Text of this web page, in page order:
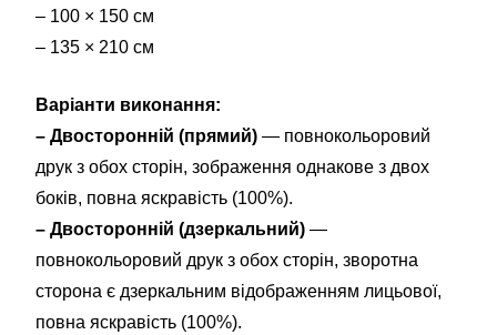
– 100 × 150 см
– 135 × 210 см
Варіанти виконання:
– Двосторонній (прямий) — повнокольоровий
друк з обох сторін, зображення однакове з двох
боків, повна яскравість (100%).
– Двосторонній (дзеркальний) —
повнокольоровий друк з обох сторін, зворотна
сторона є дзеркальним відображенням лицьової,
повна яскравість (100%).